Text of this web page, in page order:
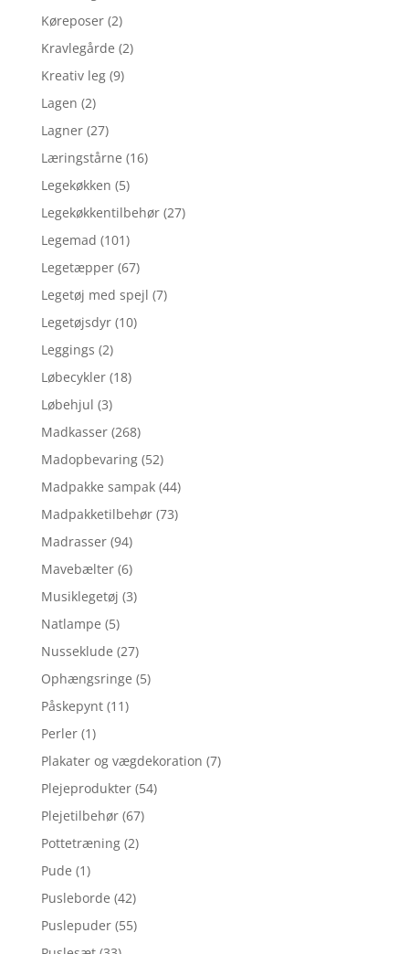
Køreposer (2)
Kravlegårde (2)
Kreativ leg (9)
Lagen (2)
Lagner (27)
Læringstårne (16)
Legekøkken (5)
Legekøkkentilbehør (27)
Legemad (101)
Legetæpper (67)
Legetøj med spejl (7)
Legetøjsdyr (10)
Leggings (2)
Løbecykler (18)
Løbehjul (3)
Madkasser (268)
Madopbevaring (52)
Madpakke sampak (44)
Madpakketilbehør (73)
Madrasser (94)
Mavebælter (6)
Musiklegetøj (3)
Natlampe (5)
Nusseklude (27)
Ophængsringe (5)
Påskepynt (11)
Perler (1)
Plakater og vægdekoration (7)
Plejeprodukter (54)
Plejetilbehør (67)
Pottetræning (2)
Pude (1)
Pusleborde (42)
Puslepuder (55)